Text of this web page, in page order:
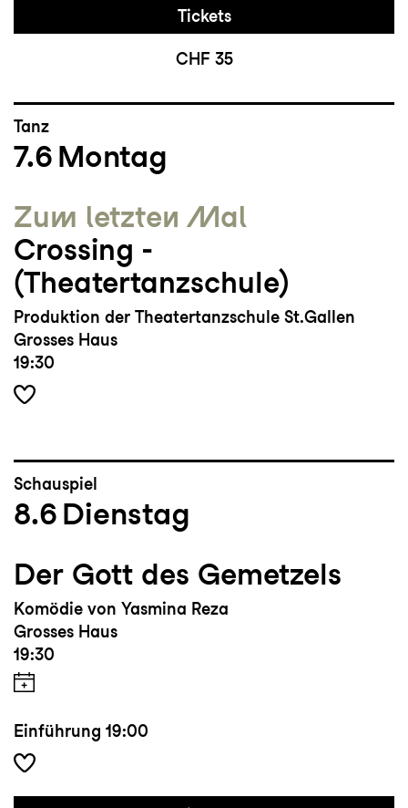
Tickets
CHF 35
Tanz
7.6 Montag
Zum letzten Mal
Crossing ­
(Theatertanzschule)
Produktion der Theatertanzschule St.Gallen
Grosses Haus
19:30
Schauspiel
8.6 Dienstag
Der Gott des Gemetzels
Komödie von Yasmina Reza
Grosses Haus
19:30
Einführung 19:00